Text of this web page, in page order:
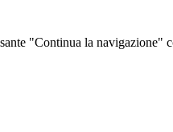
"Continua la navigazione"